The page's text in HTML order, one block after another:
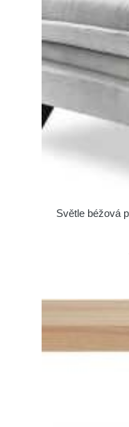
Světle béžová